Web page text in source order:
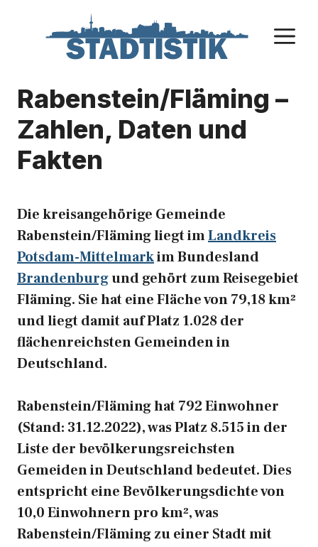
Rabenstein/Fläming –
Zahlen, Daten und
Fakten
Die kreisangehörige Gemeinde
Rabenstein/Fläming liegt imLandkreis
Potsdam-Mittelmarkim Bundesland
Brandenburgund gehört zum Reisegebiet
Fläming. Sie hat eine Fläche von 79,18 km²
und liegt damit auf Platz 1.028 der
flächenreichsten Gemeinden in
Deutschland.
Rabenstein/Fläming hat 792 Einwohner
(Stand: 31.12.2022), was Platz 8.515 in der
Liste der bevölkerungsreichsten
Gemeiden in Deutschland bedeutet. Dies
entspricht eine Bevölkerungsdichte von
10,0 Einwohnern pro km², was
Rabenstein/Fläming zu einer Stadt mit